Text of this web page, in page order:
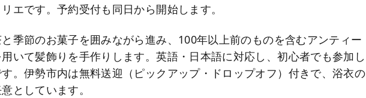
エです。予約受付も同日から開始します。
季節のお菓子を囲みながら進み、100年以上前のものを含むアンティー
いて髪飾りを手作りします。英語・日本語に対応し、初心者でも参加し
。伊勢市内は無料送迎（ピックアップ・ドロップオフ）付きで、浴衣の
としています。